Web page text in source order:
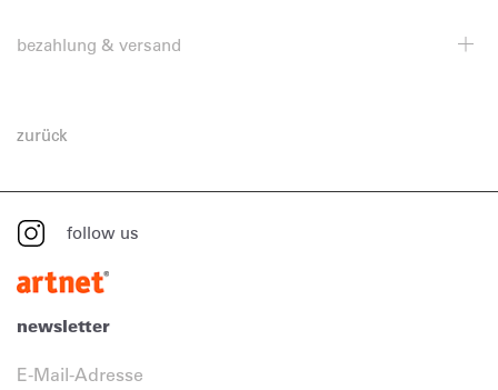
bezahlung & versand
zurück
follow us
newsletter